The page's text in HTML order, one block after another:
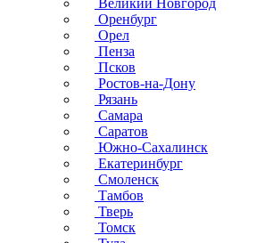
Великий Новгород
Оренбург
Орел
Пенза
Псков
Ростов-на-Дону
Рязань
Самара
Саратов
Южно-Сахалинск
Екатеринбург
Смоленск
Тамбов
Тверь
Томск